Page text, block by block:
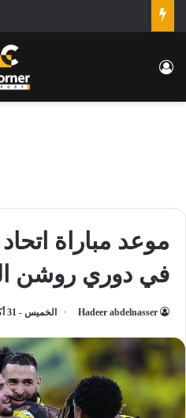
تسجيل الدخول
موعد مباراة
في دوري روشن
Hadeer abdelnasser الخميس - 31 أكتوبر - 2024 / 1:55 مساءً